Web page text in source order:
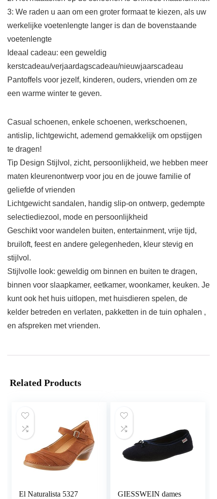
3: We raden u aan om een ​​groter formaat te kiezen, als uw
werkelijke voetenlengte langer is dan de bovenstaande
voetenlengte
Ideaal cadeau: een geweldig
kerstcadeau/verjaardagscadeau/nieuwjaarscadeau
Pantoffels voor jezelf, kinderen, ouders, vrienden om ze
een warme winter te geven.
Casual schoenen, enkele schoenen, werkschoenen,
antislip, lichtgewicht, ademend gemakkelijk om opstijgen
te dragen!
Tip Design Stijlvol, zicht, persoonlijkheid, we hebben meer
maten kleurenontwerp voor jou en de jouwe familie of
geliefde of vrienden
Lichtgewicht sandalen, handig slip-on ontwerp, gedempte
selectiediezool, mode en persoonlijkheid
Geschikt voor wandelen buiten, entertainment, vrije tijd,
bruiloft, feest en andere gelegenheden, kleur stevig en
stijlvol.
Stijlvolle look: geweldig om binnen en buiten te dragen,
binnen voor slaapkamer, eetkamer, woonkamer, keuken. Je
kunt ook het huis uitlopen, met huisdieren spelen, de
kelder betreden en verlaten, pakketten in de tuin ophalen ,
en afspreken met vrienden.
Related Products
El Naturalista 5327
GIESSWEIN dames